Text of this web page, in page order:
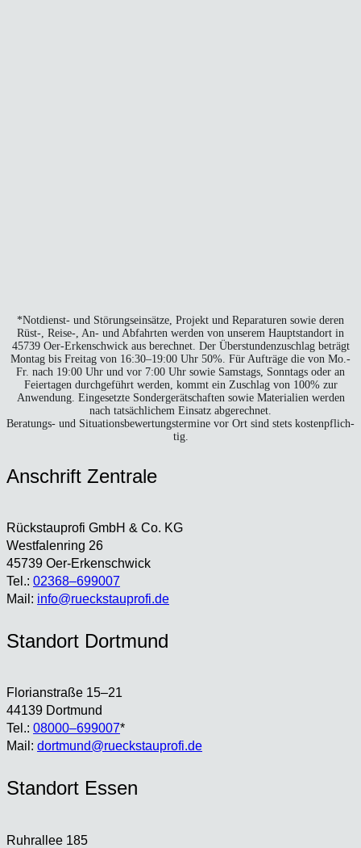
*Not­dienst- und Stö­rungs­ein­sät­ze, Pro­jekt und Repa­ra­tu­ren sowie deren
Rüst‑, Reise‑, An- und Abfahr­ten wer­den von unse­rem Haupt­stand­ort in
45739 Oer-Erken­sch­wick aus berech­net. Der Über­stun­den­zu­schlag beträgt
Mon­tag bis Frei­tag von 16:30–19:00 Uhr 50%. Für Auf­trä­ge die von Mo.-
Fr. nach 19:00 Uhr und vor 7:00 Uhr sowie Sams­tags, Sonn­tags oder an
Fei­er­ta­gen durch­ge­führt wer­den, kommt ein Zuschlag von 100% zur
Anwen­dung. Ein­ge­setz­te Son­der­ge­rät­schaf­ten sowie Mate­ria­li­en wer­den
nach tat­säch­li­chem Ein­satz abge­rech­net.
Bera­tungs- und Situa­ti­ons­be­wer­tungs­ter­mi­ne vor Ort sind stets kos­ten­pflich­
tig.
Anschrift Zen­tra­le
Rück­stau­pro­fi GmbH & Co. KG
West­fa­len­ring 26
45739 Oer-Erken­sch­wick
Tel.: 02368–699007
Mail: info@rueckstauprofi.de
Stand­ort Dort­mund
Flo­ri­an­stra­ße 15–21
44139 Dort­mund
Tel.: 08000–699007*
Mail: dortmund@rueckstauprofi.de
Stand­ort Essen
Ruhr­al­lee 185